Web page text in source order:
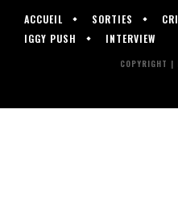
ACCUEIL SORTIES
IGGY PUSH
INTERVIEW
COPYRIGHT |